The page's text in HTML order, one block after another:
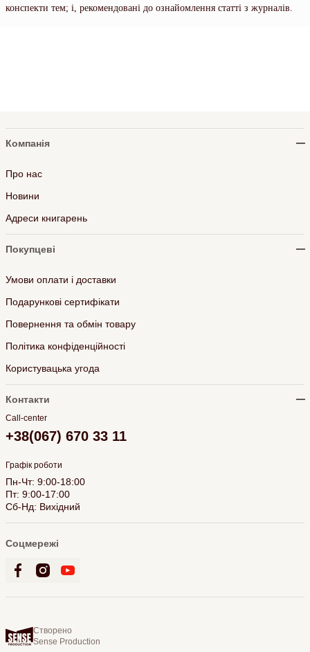
конспекти тем; і, рекомендовані до ознайомлення статті з журналів.
Компанія
Про нас
Новини
Адреси книгарень
Покупцеві
Умови оплати і доставки
Подарункові сертифікати
Повернення та обмін товару
Політика конфіденційності
Користувацька угода
Контакти
Call-center
+38(067) 670 33 11
Графік роботи
Пн-Чт: 9:00-18:00
Пт: 9:00-17:00
Сб-Нд: Вихідний
Соцмережі
Створено
Sense Production